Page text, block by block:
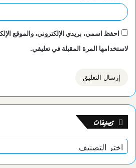
احفظ اسمي، بريدي الإلكتروني، والموقع
لاستخدامها المرة المقبلة في تعليقي.
تصنيفات
تصنيفات